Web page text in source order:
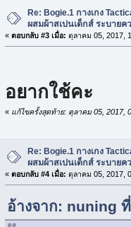
Re: Bogie.1 กางเกง
ผสมผ้าสเปนเด็กส์ ระบายค
« ตอบกลับ #3 เมื่อ: ตุลาคม 05, 2017,
อยากใช้คะ
« แก้ไขครั้งสุดท้าย: ตุลาคม 05, 2017,
Re: Bogie.1 กางเกง
ผสมผ้าสเปนเด็กส์ ระบายค
« ตอบกลับ #4 เมื่อ: ตุลาคม 05, 2017,
อ้างจาก: nuning